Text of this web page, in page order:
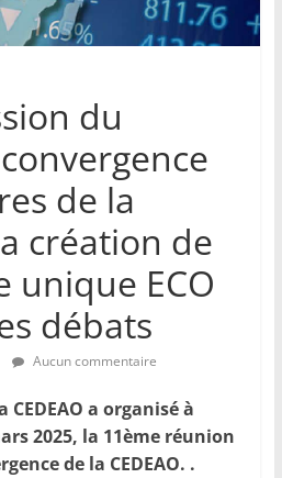
du
de la
création de
unique ECO
débats
Aucun commentaire
a organisé à
2025, la 11ème réunion
de la CEDEAO. .